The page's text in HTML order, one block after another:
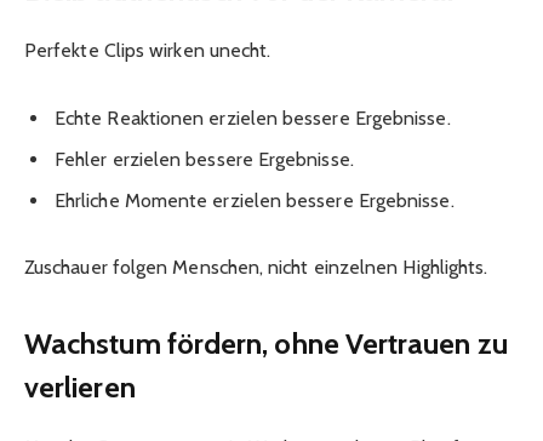
Perfekte Clips wirken unecht.
Echte Reaktionen erzielen bessere Ergebnisse.
Fehler erzielen bessere Ergebnisse.
Ehrliche Momente erzielen bessere Ergebnisse.
Zuschauer folgen Menschen, nicht einzelnen Highlights.
Wachstum fördern, ohne Vertrauen zu
verlieren